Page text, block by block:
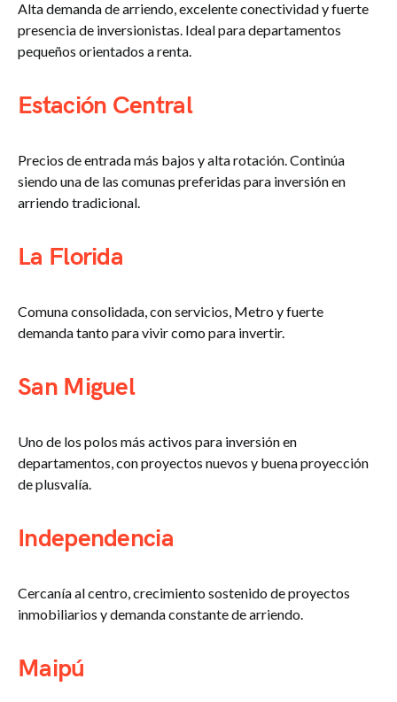
Alta demanda de arriendo, excelente conectividad y fuerte
presencia de inversionistas. Ideal para departamentos
pequeños orientados a renta.
Estación Central
Precios de entrada más bajos y alta rotación. Continúa
siendo una de las comunas preferidas para inversión en
arriendo tradicional.
La Florida
Comuna consolidada, con servicios, Metro y fuerte
demanda tanto para vivir como para invertir.
San Miguel
Uno de los polos más activos para inversión en
departamentos, con proyectos nuevos y buena proyección
de plusvalía.
Independencia
Cercanía al centro, crecimiento sostenido de proyectos
inmobiliarios y demanda constante de arriendo.
Maipú